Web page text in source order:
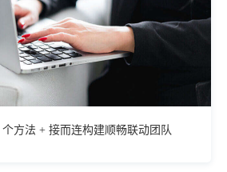
方法 + 接而连构建顺畅联动团队